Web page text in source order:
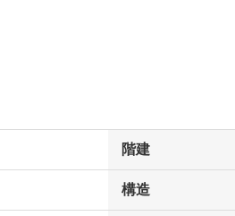
階建
構造